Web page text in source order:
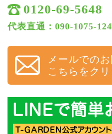
0120-69-5648
代表直通：090-1075-
メールでの
こちらをクリ